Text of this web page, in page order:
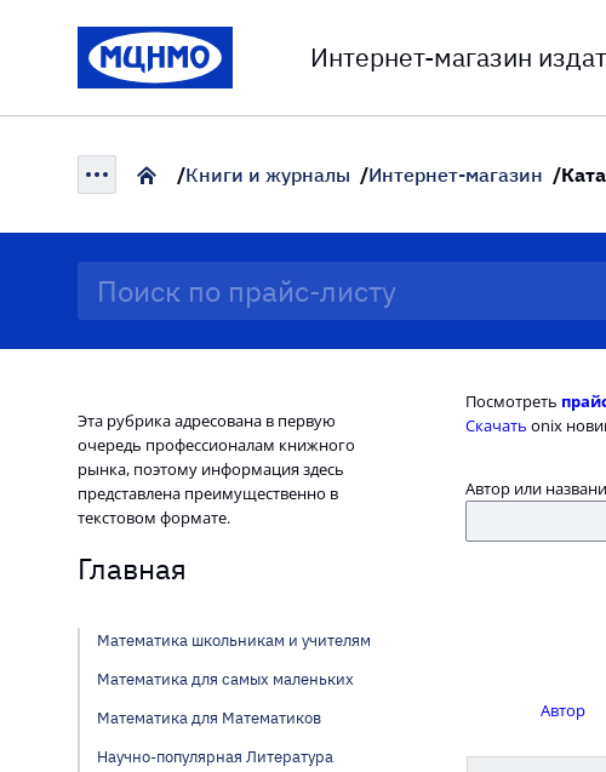
Интернет-магазин
Книги и журналы Интернет-магазин
Эта рубрика адресована в первую
очередь профессионалам книжного
рынка, поэтому информация здесь
представлена преимущественно в
текстовом формате.
Главная
Математика школьникам и учителям
Математика для самых маленьких
Математика для Математиков
Научно-популярная Литература
Посмотреть
Скачать onix
Автор или
Автор